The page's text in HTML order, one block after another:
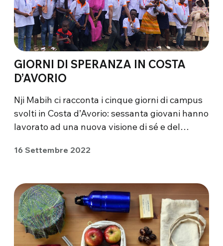
GIORNI DI SPERANZA IN COSTA
D’AVORIO
Nji Mabih ci racconta i cinque giorni di campus
svolti in Costa d’Avorio: sessanta giovani hanno
lavorato ad una nuova visione di sé e del…
16 Settembre 2022